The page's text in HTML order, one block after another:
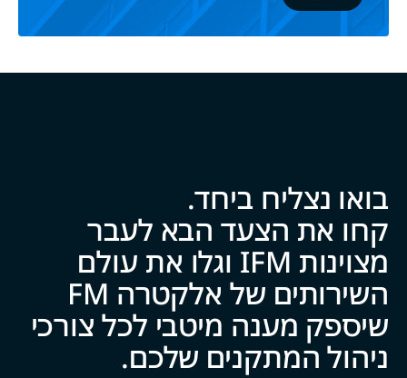
בואו נצליח ביח‍‍ד.
קחו את הצעד הבא לעבר
מצוינות IFM וגלו את עולם
השירותים של אלקטרה FM
שיספק מענה מיטבי לכל צ‍‍ו‍‍רכי
ניהול המתקנים של‍‍כם.